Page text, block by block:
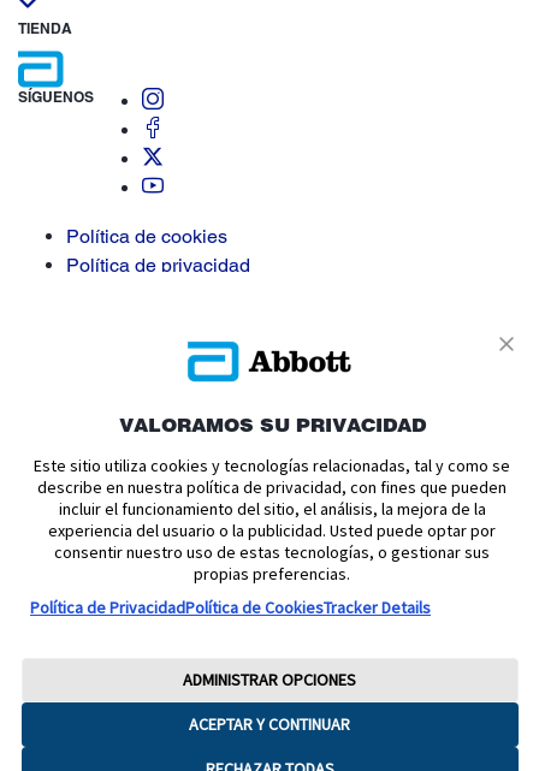
TIENDA
SÍGUENOS
Política de cookies
Política de privacidad
Manuales de Usuario
Declaración de Accesibilidad
Aviso sobre la Ley de datos
Preferencias sobre cookies
Copyright © 2026 Abbott. Todos los derechos reservados.
Consulte a su profesional sanitario si tiene alguna duda o
fines ilustrativos. No son pacientes, profesionales
sanitarios ni datos reales. FreeStyle, Libre, y las marcas
relacionadas son marcas de Abbott.
VALORAMOS SU PRIVACIDAD
Este sitio utiliza cookies y tecnologías relacionadas, tal y como se
describe en nuestra política de privacidad, con fines que pueden
incluir el funcionamiento del sitio, el análisis, la mejora de la
experiencia del usuario o la publicidad. Usted puede optar por
consentir nuestro uso de estas tecnologías, o gestionar sus
propias preferencias.
Política de PrivacidadPolítica de CookiesTracker Details
ACEPTAR Y CONTINUAR
ADMINISTRAR OPCIONES